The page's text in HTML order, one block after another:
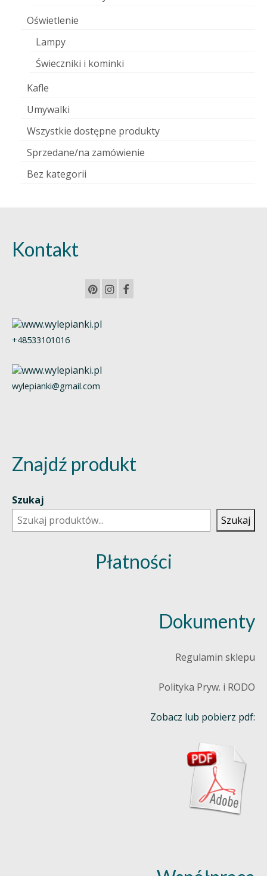
Oświetlenie
Lampy
Świeczniki i kominki
Kafle
Umywalki
Wszystkie dostępne produkty
Sprzedane/na zamówienie
Bez kategorii
Kontakt
+48533101016
wylepianki@gmail.com
Znajdź produkt
Szukaj
Szukaj
Płatności
Dokumenty
Regulamin sklepu
Polityka Pryw. i RODO
Zobacz lub pobierz pdf: